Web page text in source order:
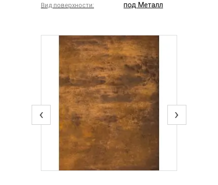
Вид поверхности: под Металл
‹ ›